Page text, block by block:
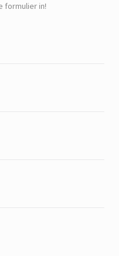
formulier in!